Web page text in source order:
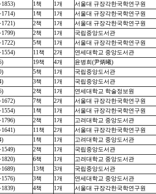
1책 1개
서울대 규장각한국학연구원
1책 1개
서울대 규장각한국학연구원
2책 1개
서울대 규장각한국학연구원
2책 1개
국립중앙도서관
5책 1개
서울대 규장각한국학연구원
11책 2개
연세대학교 중앙도서관
19책 4개
윤병희(尹炳曦)
5책 1개
국립중앙도서관
3책 1개
국립중앙도서관
2책 1개
연세대학교 학술정보원
7책 2개
서울대 규장각한국학연구원
1책 1개
서울대 규장각한국학연구원
2책 1개
고려대학교 중앙도서관
11책 2개
서울대 규장각한국학연구원
1책 1개
고려대학교 중앙도서관
2책 1개
국립중앙도서관
6책 1개
고려대학교 중앙도서관
13책 3개
국립중앙도서관
3책 1개
연세대학교 중앙도서관
4책 1개
서울대 규장각한국학연구원